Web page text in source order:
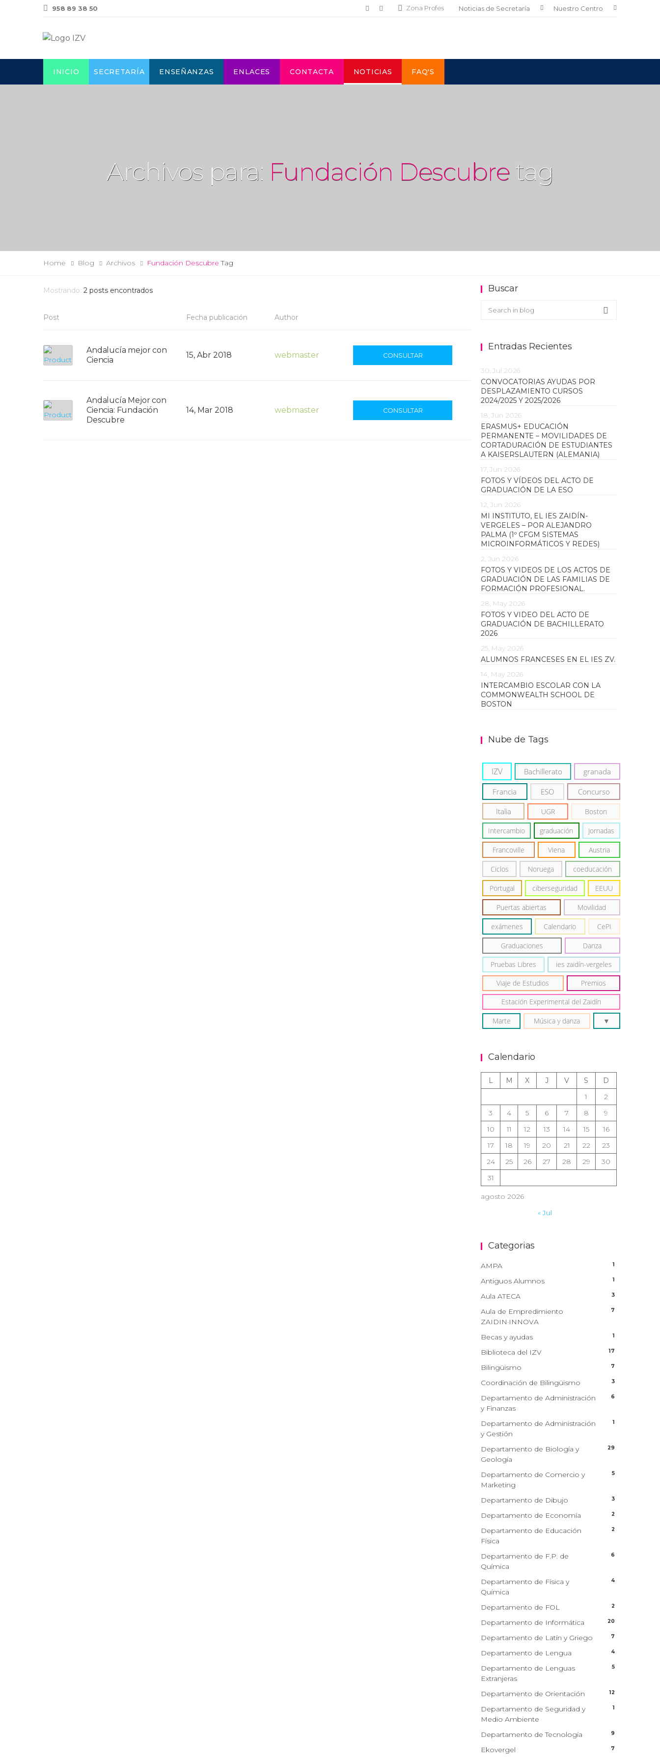
958 89 38 50 Zona Profes Noticias de Secretaría Nuestro Centro
INICIO SECRETARÍA ENSEÑANZAS ENLACES CONTACTA NOTICIAS FAQ'S
Archivos para: Fundación Descubretag
Home Blog Archivos Fundación Descubre Tag
Mostrando: 2 posts encontrados
Post Fecha publicación Author
Andalucía mejor con
Ciencia
15, Abr 2018 webmaster CONSULTAR
Andalucía Mejor con
Ciencia: Fundación
Descubre
14, Mar 2018 webmaster CONSULTAR
Buscar
Buscar en el blog
Search
Entradas Recientes
30, Jul 2026
CONVOCATORIAS AYUDAS POR
DESPLAZAMIENTO CURSOS
2024/2025 Y 2025/2026
18, Jun 2026
ERASMUS+ EDUCACIÓN
PERMANENTE – MOVILIDADES DE
CORTADURACIÓN DE ESTUDIANTES
A KAISERSLAUTERN (ALEMANIA)
17, Jun 2026
FOTOS Y VÍDEOS DEL ACTO DE
GRADUACIÓN DE LA ESO
12, Jun 2026
MI INSTITUTO, EL IES ZAIDÍN-
VERGELES – POR ALEJANDRO
PALMA (1º CFGM SISTEMAS
MICROINFORMÁTICOS Y REDES)
2, Jun 2026
FOTOS Y VIDEOS DE LOS ACTOS DE
GRADUACIÓN DE LAS FAMILIAS DE
FORMACIÓN PROFESIONAL.
28, May 2026
FOTOS Y VIDEO DEL ACTO DE
GRADUACIÓN DE BACHILLERATO
2026
25, May 2026
ALUMNOS FRANCESES EN EL IES ZV.
14, May 2026
INTERCAMBIO ESCOLAR CON LA
COMMONWEALTH SCHOOL DE
BOSTON
Nube de Tags
IZV Bachillerato granada
Francia ESO
Concurso
Italia
UGR Boston
Intercambio graduación Jornadas
Francoville Viena Austria
Ciclos Noruega coeducación
Portugal ciberseguridad EEUU
Puertas abiertas Movilidad
exámenes Calendario CePI
Graduaciones Danza
Pruebas Libres ies zaidín-vergeles
Viaje de Estudios Premios
Estación Experimental del Zaidín
Marte Música y danza
Calendario
agosto 2026
L M X J V S
D
1
2
3
4 5 6 7 8
9
10
11 12 13 14 15
16
17
18 19 20 21 22
23
24
25 26 27 28 29
30
31
« Jul
Categorias
AMPA 1
Antiguos Alumnos 1
Aula ATECA 3
Aula de Empredimiento
ZAIDIN·INNOVA
7
Becas y ayudas 1
Biblioteca del IZV 17
Bilingüismo 7
Coordinación de Bilingüismo 3
Departamento de Administración
y Finanzas
6
Departamento de Administración
y Gestión
1
Departamento de Biología y
Geología
29
Departamento de Comercio y
Marketing
5
Departamento de Dibujo 3
Departamento de Economía 2
Departamento de Educación
Física
2
Departamento de F.P. de
Química
6
Departamento de Física y
Química
4
Departamento de FOL 2
Departamento de Informática 20
Departamento de Latín y Griego 7
Departamento de Lengua 4
Departamento de Lenguas
Extranjeras
5
Departamento de Orientación 12
Departamento de Seguridad y
Medio Ambiente
1
Departamento de Tecnología 9
Ekovergel 7